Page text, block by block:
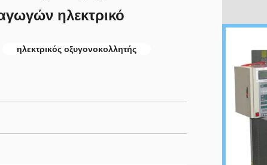
ηλεκτρικό
ηλεκτρικός οξυγονοκολλητής